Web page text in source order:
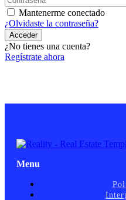
Mantenerme conectado
¿Olvidaste la contraseña?
Acceder
¿No tienes una cuenta?
Regístrate ahora
Menu